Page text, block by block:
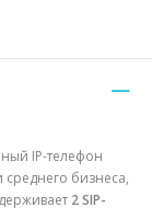
IP-телефон
бизнеса,
2 SIP-